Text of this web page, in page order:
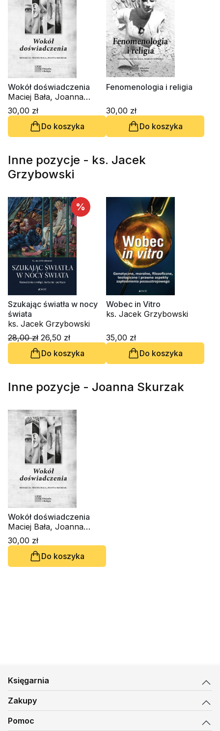
Wokół doświadczenia
Maciej Bała, Joanna
Skurzak
30,00 zł
Do koszyka
Fenomenologia i religia
30,00 zł
Do koszyka
Inne pozycje - ks. Jacek
Grzybowski
%
Szukając światła w nocy
świata
ks. Jacek Grzybowski
28,00 zł 26,50 zł
Do koszyka
Wobec in Vitro
ks. Jacek Grzybowski
35,00 zł
Do koszyka
Inne pozycje - Joanna Skurzak
Wokół doświadczenia
Maciej Bała, Joanna
Skurzak
30,00 zł
Do koszyka
Księgarnia
Zakupy
Pomoc